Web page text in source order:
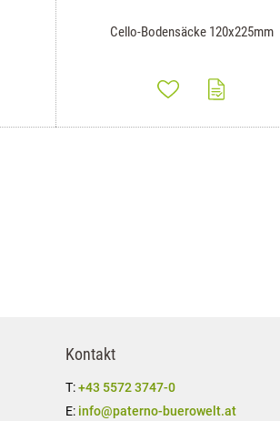
Cello-Bodensäcke 120x225mm
Kontakt
T:+43 5572 3747-0
E: info@paterno-buerowelt.at